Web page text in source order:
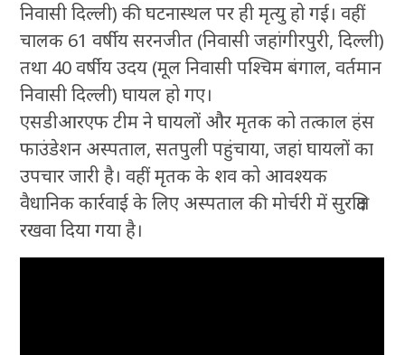
निवासी दिल्ली) की घटनास्थल पर ही मृत्यु हो गई। वहीं
चालक 61 वर्षीय सरनजीत (निवासी जहांगीरपुरी, दिल्ली)
तथा 40 वर्षीय उदय (मूल निवासी पश्चिम बंगाल, वर्तमान
निवासी दिल्ली) घायल हो गए।
एसडीआरएफ टीम ने घायलों और मृतक को तत्काल हंस
फाउंडेशन अस्पताल, सतपुली पहुंचाया, जहां घायलों का
उपचार जारी है। वहीं मृतक के शव को आवश्यक
वैधानिक कार्रवाई के लिए अस्पताल की मोर्चरी में सुरक्षित
रखवा दिया गया है।